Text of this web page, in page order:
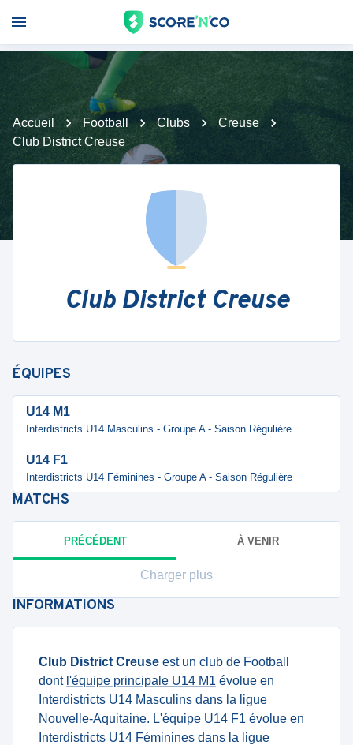
Accueil Football Clubs
Creuse
Club District Creuse
Club District Creuse
ÉQUIPES
U14 M1
Interdistricts U14 Masculins - Groupe A - Saison Régulière
U14 F1
Interdistricts U14 Féminines - Groupe A - Saison Régulière
MATCHS
PRÉCÉDENT À VENIR
Charger plus
INFORMATIONS
Club District Creuse est un club de Football
dont l'équipe principale U14 M1 évolue en
Interdistricts U14 Masculins dans la ligue
Nouvelle-Aquitaine. L'équipe U14 F1 évolue en
Interdistricts U14 Féminines dans la ligue